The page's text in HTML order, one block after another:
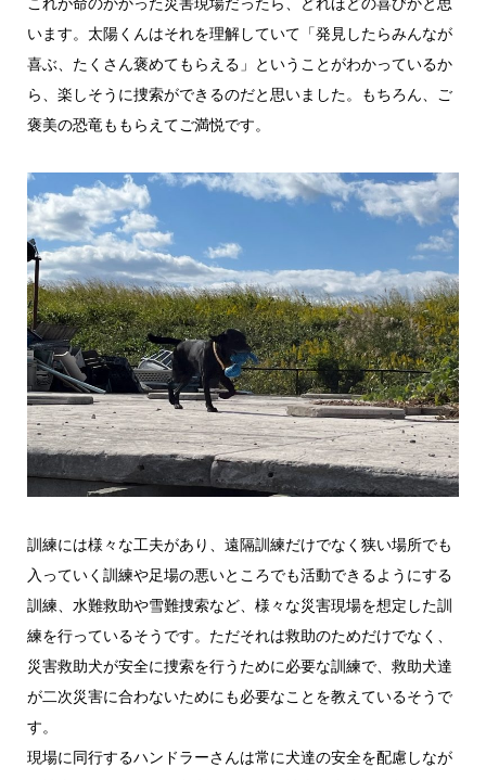
います。太陽くんはそれを理解していて「発見したらみんなが
喜ぶ、たくさん褒めてもらえる」ということがわかっているか
ら、楽しそうに捜索ができるのだと思いました。もちろん、ご
褒美の恐竜ももらえてご満悦です。
訓練には様々な工夫があり、遠隔訓練だけでなく狭い場所でも
入っていく訓練や足場の悪いところでも活動できるようにする
訓練、水難救助や雪難捜索など、様々な災害現場を想定した訓
練を行っているそうです。ただそれは救助のためだけでなく、
災害救助犬が安全に捜索を行うために必要な訓練で、救助犬達
が二次災害に合わないためにも必要なことを教えているそうで
す。
現場に同行するハンドラーさんは常に犬達の安全を配慮しなが